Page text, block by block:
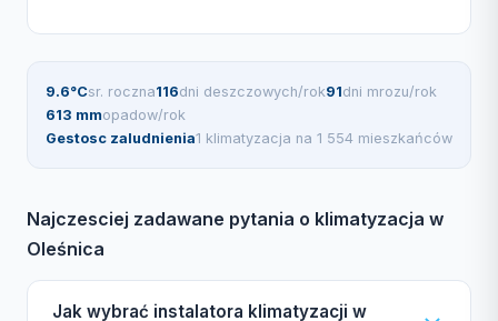
9.6°Csr. roczna116dni deszczowych/rok91dni mrozu/rok
613 mmopadow/rok
Gestosc zaludnienia1 klimatyzacja na 1 554 mieszkańców
Najczesciej zadawane pytania o klimatyzacja w
Oleśnica
Jak wybrać instalatora klimatyzacji w